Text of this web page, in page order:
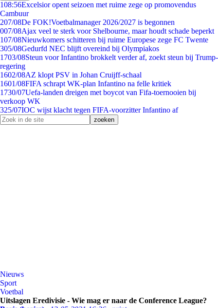
108:56Excelsior opent seizoen met ruime zege op promovendus
Cambuur
207/08De FOK!Voetbalmanager 2026/2027 is begonnen
007/08Ajax veel te sterk voor Shelbourne, maar houdt schade beperkt
107/08Nieuwkomers schitteren bij ruime Europese zege FC Twente
305/08Gedurfd NEC blijft overeind bij Olympiakos
1703/08Steun voor Infantino brokkelt verder af, zoekt steun bij Trump-
regering
1602/08AZ klopt PSV in Johan Cruijff-schaal
1601/08FIFA schrapt WK-plan Infantino na felle kritiek
1730/07Uefa-landen dreigen met boycot van Fifa-toernooien bij
verkoop WK
325/07IOC wijst klacht tegen FIFA-voorzitter Infantino af
Nieuws
Sport
Voetbal
Uitslagen Eredivisie - Wie mag er naar de Conference League?